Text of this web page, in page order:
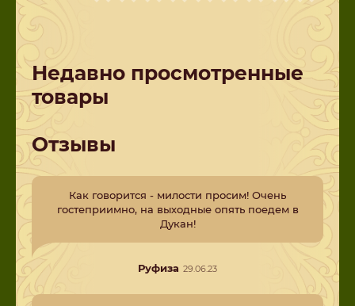
Отзывы
Как говорится - милости просим! Очень
гостеприимно, на выходные опять поедем в
Дукан!
Руфиза 29.06.23
Недавно просмотренные
товары